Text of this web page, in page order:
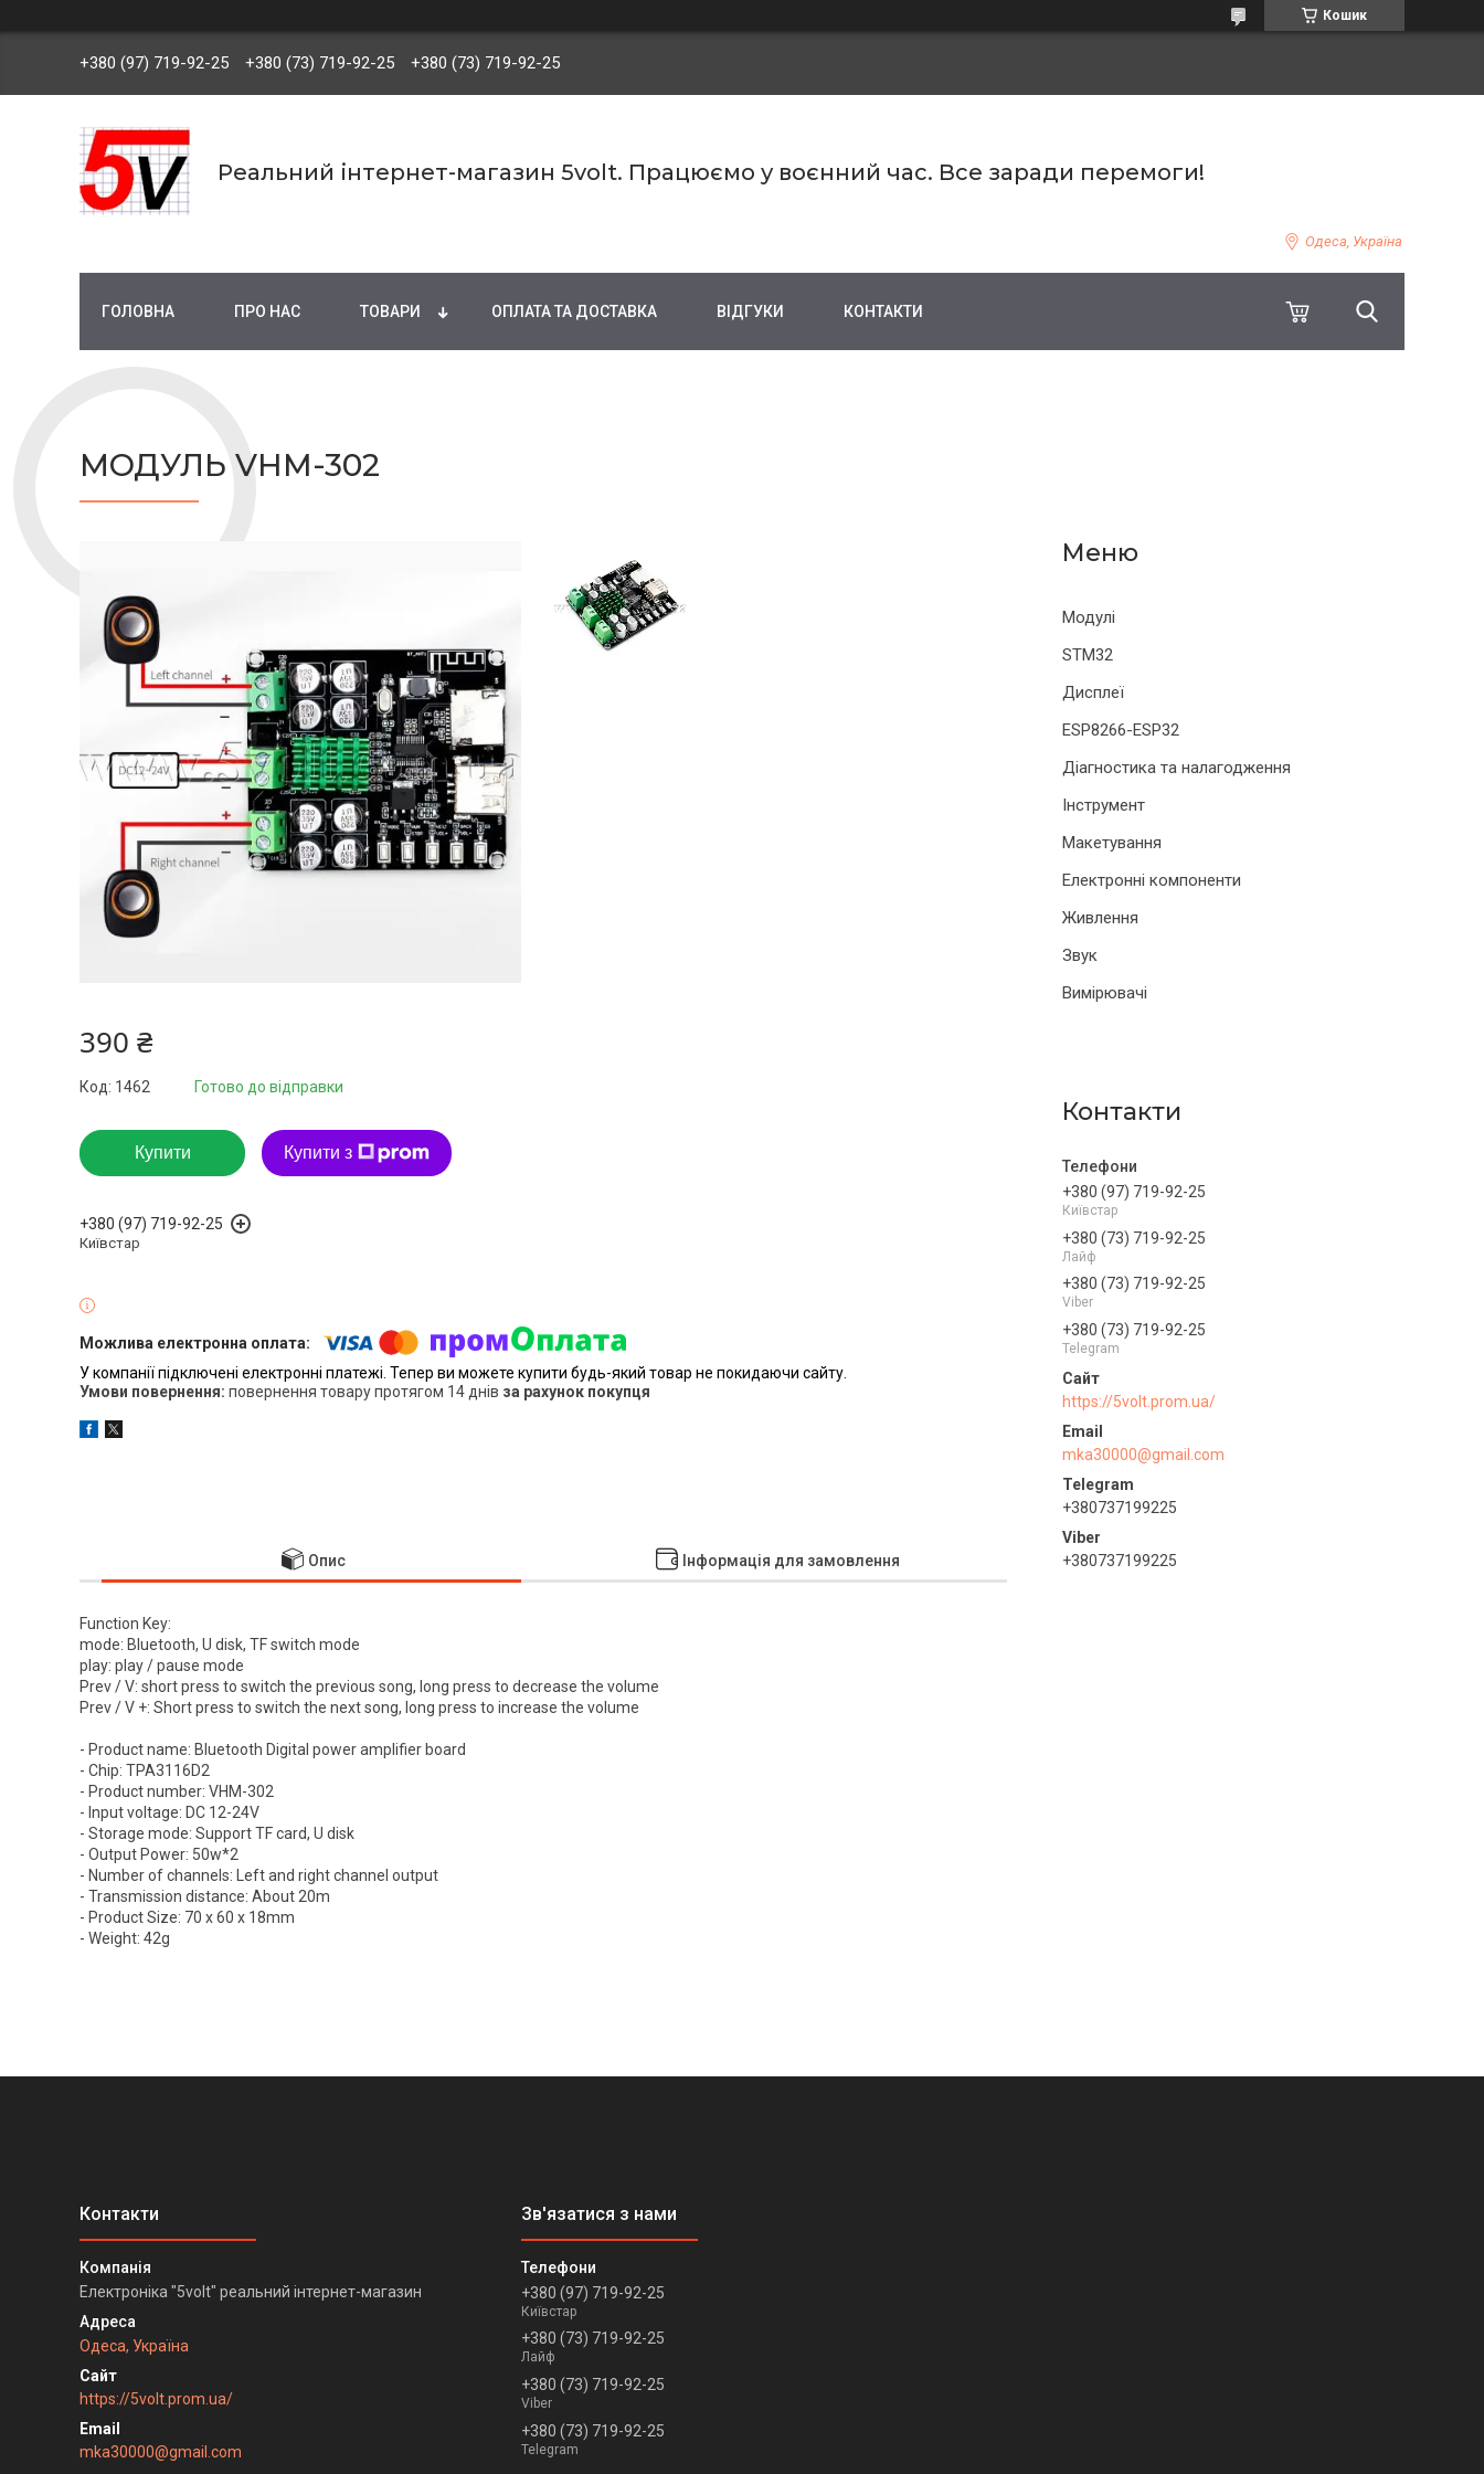
Кошик
+380 (97) 719-92-25 +380 (73) 719-92-25 +380 (73) 719-92-25
Реальний інтернет-магазин 5volt. Працюємо у воєнний час. Все заради перемоги!
Одеса, Україна
ГОЛОВНА ПРО НАС ТОВАРИ ОПЛАТА ТА ДОСТАВКА ВІДГУКИ КОНТАКТИ
МОДУЛЬ VHM-302
Модулі
STM32
Дисплеї
ESP8266-ESP32
Діагностика та налагодження
Інструмент
Макетування
Електронні компоненти
Живлення
Звук
Вимірювачі
Контакти
+380 (97) 719-92-25
Київстар
+380 (73) 719-92-25
Лайф
+380 (73) 719-92-25
Viber
+380 (73) 719-92-25
Telegram
https://5volt.prom.ua/
mka30000@gmail.com
+380737199225
+380737199225
390 ₴
Готово до відправки
Код: 1462
Купити Купити з
+380 (97) 719-92-25
Київстар
У компанії підключені електронні платежі. Тепер ви можете купити будь-який товар не покидаючи сайту.
повернення товару протягом 14 днів за рахунок покупця
Опис Інформація для замовлення
Function Key:
mode: Bluetooth, U disk, TF switch mode
play: play / pause mode
Prev / V: short press to switch the previous song, long press to decrease the volume
Prev / V +: Short press to switch the next song, long press to increase the volume
- Product name: Bluetooth Digital power amplifier board
- Chip: TPA3116D2
- Product number: VHM-302
- Input voltage: DC 12-24V
- Storage mode: Support TF card, U disk
- Output Power: 50w*2
- Number of channels: Left and right channel output
- Transmission distance: About 20m
- Product Size: 70 x 60 x 18mm
- Weight: 42g
Електроніка "5volt" реальний інтернет-магазин
Одеса, Україна
https://5volt.prom.ua/
mka30000@gmail.com
+380 (97) 719-92-25
Київстар
+380 (73) 719-92-25
Лайф
+380 (73) 719-92-25
Viber
+380 (73) 719-92-25
Telegram